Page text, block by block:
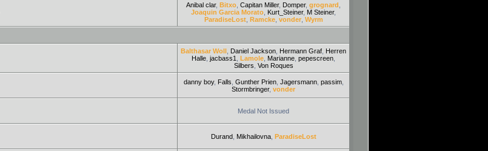
Anibal clar, Bitxo Capitan Miller, Domper, grognard
Joaquin Garcia Morato Kurt_Steiner, M Steiner,
ParadiseLost, Ramcke, vonder, Wyrm
Balthasar Woll Daniel Jackson Hermann Graf Herren
Halle jacbass1 Lamole Marianne pepescreen
Silbers Von Roques
danny boy, Falls Gunther Prien, Jagersmann, passim,
Stormbringer, vonder
Medal Not Issued
Durand, Mikhailovna, ParadiseLost